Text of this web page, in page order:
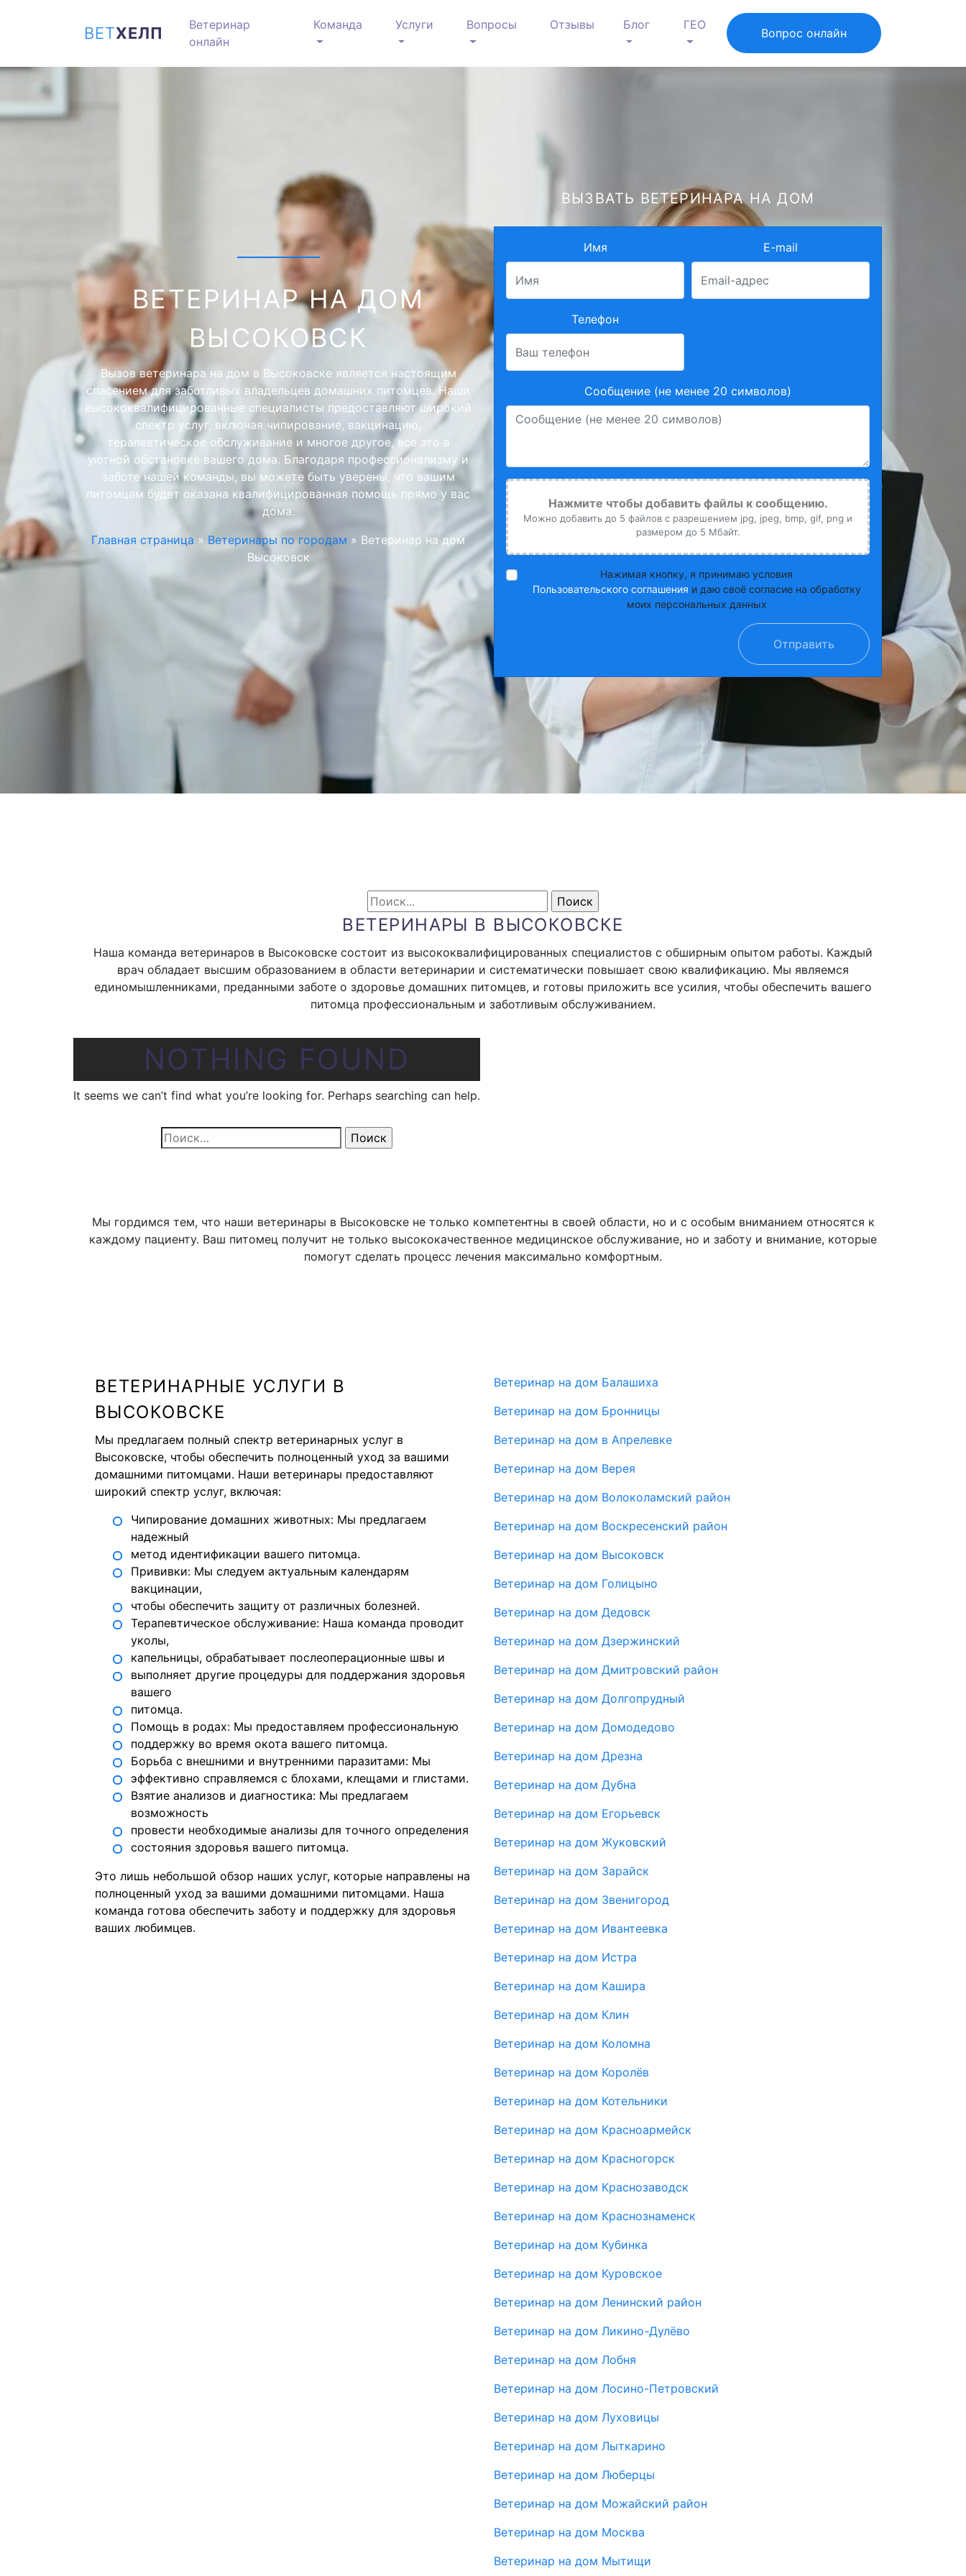
ВЕТХЕЛП
Ветеринар
онлайн
Команда Услуги Вопросы Отзывы Блог ГЕО
Вопрос онлайн
ВЕТЕРИНАР НА ДОМ
ВЫСОКОВСК
Вызов ветеринара на дом в Высоковске является настоящим
спасением для заботливых владельцев домашних питомцев. Наши
высококвалифицированные специалисты предоставляют широкий
спектр услуг, включая чипирование, вакцинацию,
терапевтическое обслуживание и многое другое, все это в
уютной обстановке вашего дома. Благодаря профессионализму и
заботе нашей команды, вы можете быть уверены, что вашим
питомцам будет оказана квалифицированная помощь прямо у вас
дома.
Главная страница » Ветеринары по городам » Ветеринар на дом
Высоковск
ВЫЗВАТЬ ВЕТЕРИНАРА НА ДОМ
Имя E-mail
Телефон
Сообщение (не менее 20 символов)
Нажмите чтобы добавить файлы к сообщению.
Можно добавить до 5 файлов с разрешением jpg, jpeg, bmp, gif, png и
размером до 5 Мбайт.
Нажимая кнопку, я принимаю условия
Пользовательского соглашения и даю своё согласие на обработку
моих персональных данных
Отправить
ВЕТЕРИНАРЫ В ВЫСОКОВСКЕ
Наша команда ветеринаров в Высоковске состоит из высококвалифицированных специалистов с обширным опытом работы. Каждый
врач обладает высшим образованием в области ветеринарии и систематически повышает свою квалификацию. Мы являемся
единомышленниками, преданными заботе о здоровье домашних питомцев, и готовы приложить все усилия, чтобы обеспечить вашего
питомца профессиональным и заботливым обслуживанием.
NOTHING FOUND
It seems we can’t find what you’re looking for. Perhaps searching can help.
Найти:
Мы гордимся тем, что наши ветеринары в Высоковске не только компетентны в своей области, но и с особым вниманием относятся к
каждому пациенту. Ваш питомец получит не только высококачественное медицинское обслуживание, но и заботу и внимание, которые
помогут сделать процесс лечения максимально комфортным.
ВЕТЕРИНАРНЫЕ УСЛУГИ В
ВЫСОКОВСКЕ
Мы предлагаем полный спектр ветеринарных услуг в
Высоковске, чтобы обеспечить полноценный уход за вашими
домашними питомцами. Наши ветеринары предоставляют
широкий спектр услуг, включая:
Чипирование домашних животных: Мы предлагаем
надежный
метод идентификации вашего питомца.
Прививки: Мы следуем актуальным календарям
вакцинации,
чтобы обеспечить защиту от различных болезней.
Терапевтическое обслуживание: Наша команда проводит
уколы,
капельницы, обрабатывает послеоперационные швы и
выполняет другие процедуры для поддержания здоровья
вашего
питомца.
Помощь в родах: Мы предоставляем профессиональную
поддержку во время окота вашего питомца.
Борьба с внешними и внутренними паразитами: Мы
эффективно справляемся с блохами, клещами и глистами.
Взятие анализов и диагностика: Мы предлагаем
возможность
провести необходимые анализы для точного определения
состояния здоровья вашего питомца.
Это лишь небольшой обзор наших услуг, которые направлены на
полноценный уход за вашими домашними питомцами. Наша
команда готова обеспечить заботу и поддержку для здоровья
ваших любимцев.
Ветеринар на дом Балашиха
Ветеринар на дом Бронницы
Ветеринар на дом в Апрелевке
Ветеринар на дом Верея
Ветеринар на дом Волоколамский район
Ветеринар на дом Воскресенский район
Ветеринар на дом Высоковск
Ветеринар на дом Голицыно
Ветеринар на дом Дедовск
Ветеринар на дом Дзержинский
Ветеринар на дом Дмитровский район
Ветеринар на дом Долгопрудный
Ветеринар на дом Домодедово
Ветеринар на дом Дрезна
Ветеринар на дом Дубна
Ветеринар на дом Егорьевск
Ветеринар на дом Жуковский
Ветеринар на дом Зарайск
Ветеринар на дом Звенигород
Ветеринар на дом Ивантеевка
Ветеринар на дом Истра
Ветеринар на дом Кашира
Ветеринар на дом Клин
Ветеринар на дом Коломна
Ветеринар на дом Королёв
Ветеринар на дом Котельники
Ветеринар на дом Красноармейск
Ветеринар на дом Красногорск
Ветеринар на дом Краснозаводск
Ветеринар на дом Краснознаменск
Ветеринар на дом Кубинка
Ветеринар на дом Куровское
Ветеринар на дом Ленинский район
Ветеринар на дом Ликино-Дулёво
Ветеринар на дом Лобня
Ветеринар на дом Лосино-Петровский
Ветеринар на дом Луховицы
Ветеринар на дом Лыткарино
Ветеринар на дом Люберцы
Ветеринар на дом Можайский район
Ветеринар на дом Москва
Ветеринар на дом Мытищи